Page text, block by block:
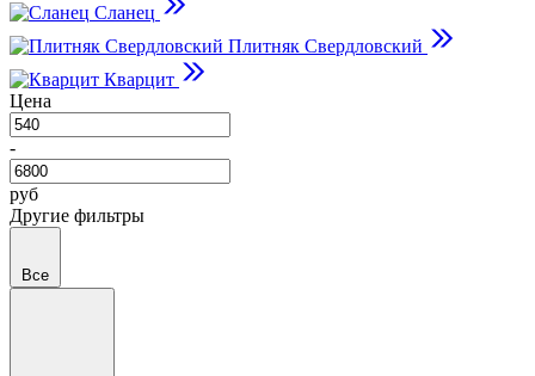
Сланец
Плитняк Свердловский
Кварцит
Цена
-
руб
Другие фильтры
Все